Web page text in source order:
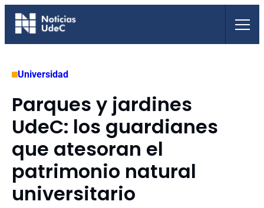
Saltar
Universidad
Parques y jardines
UdeC: los guardianes
que atesoran el
patrimonio natural
universitario